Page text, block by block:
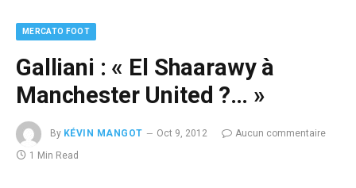
MERCATO FOOT
Galliani : « El Shaarawy à
Manchester United ?… »
By KÉVIN MANGOT Oct 9, 2012
Aucun commentaire
1 Min Read